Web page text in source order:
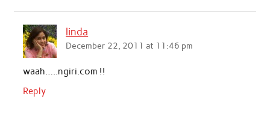
linda
December 22, 2011 at 11:46 pm
waah…..ngiri.com !!
Reply